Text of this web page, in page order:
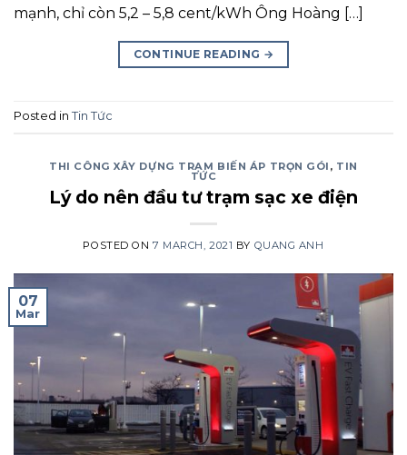
mạnh, chỉ còn 5,2 – 5,8 cent/kWh Ông Hoàng […]
CONTINUE READING →
Posted in Tin Tức
THI CÔNG XÂY DỰNG TRẠM BIẾN ÁP TRỌN GÓI , TIN
TỨC
Lý do nên đầu tư trạm sạc xe điện
POSTED ON7 MARCH, 2021 BY QUANG ANH
07
Mar